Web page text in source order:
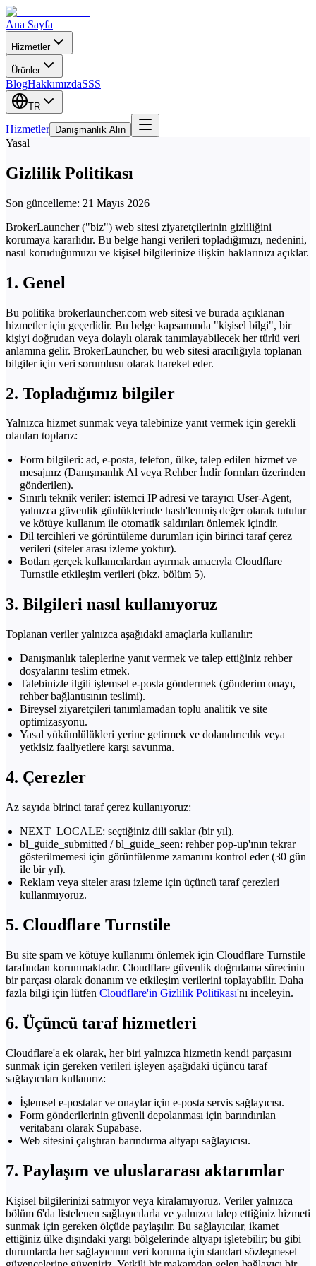
Ana Sayfa
Hizmetler
Ürünler
BlogHakkımızdaSSS
TR
Hizmetler Danışmanlık Alın
Yasal
Gizlilik Politikası
Son güncelleme: 21 Mayıs 2026
BrokerLauncher ("biz") web sitesi ziyaretçilerinin gizliliğini
korumaya kararlıdır. Bu belge hangi verileri topladığımızı, nedenini,
nasıl koruduğumuzu ve kişisel bilgilerinize ilişkin haklarınızı açıklar.
1. Genel
Bu politika brokerlauncher.com web sitesi ve burada açıklanan
hizmetler için geçerlidir. Bu belge kapsamında "kişisel bilgi", bir
kişiyi doğrudan veya dolaylı olarak tanımlayabilecek her türlü veri
anlamına gelir. BrokerLauncher, bu web sitesi aracılığıyla toplanan
bilgiler için veri sorumlusu olarak hareket eder.
2. Topladığımız bilgiler
Yalnızca hizmet sunmak veya talebinize yanıt vermek için gerekli
olanları toplarız:
Form bilgileri: ad, e-posta, telefon, ülke, talep edilen hizmet ve
mesajınız (Danışmanlık Al veya Rehber İndir formları üzerinden
gönderilen).
Sınırlı teknik veriler: istemci IP adresi ve tarayıcı User-Agent,
yalnızca güvenlik günlüklerinde hash'lenmiş değer olarak tutulur
ve kötüye kullanım ile otomatik saldırıları önlemek içindir.
Dil tercihleri ve görüntüleme durumları için birinci taraf çerez
verileri (siteler arası izleme yoktur).
Botları gerçek kullanıcılardan ayırmak amacıyla Cloudflare
Turnstile etkileşim verileri (bkz. bölüm 5).
3. Bilgileri nasıl kullanıyoruz
Toplanan veriler yalnızca aşağıdaki amaçlarla kullanılır:
Danışmanlık taleplerine yanıt vermek ve talep ettiğiniz rehber
dosyalarını teslim etmek.
Talebinizle ilgili işlemsel e-posta göndermek (gönderim onayı,
rehber bağlantısının teslimi).
Bireysel ziyaretçileri tanımlamadan toplu analitik ve site
optimizasyonu.
Yasal yükümlülükleri yerine getirmek ve dolandırıcılık veya
yetkisiz faaliyetlere karşı savunma.
4. Çerezler
Az sayıda birinci taraf çerez kullanıyoruz:
NEXT_LOCALE: seçtiğiniz dili saklar (bir yıl).
bl_guide_submitted / bl_guide_seen: rehber pop-up'ının tekrar
gösterilmemesi için görüntülenme zamanını kontrol eder (30 gün
ile bir yıl).
Reklam veya siteler arası izleme için üçüncü taraf çerezleri
kullanmıyoruz.
5. Cloudflare Turnstile
Bu site spam ve kötüye kullanımı önlemek için Cloudflare Turnstile
tarafından korunmaktadır. Cloudflare güvenlik doğrulama sürecinin
bir parçası olarak donanım ve etkileşim verilerini toplayabilir. Daha
fazla bilgi için lütfen Cloudflare'in Gizlilik Politikası'nı inceleyin.
6. Üçüncü taraf hizmetleri
Cloudflare'a ek olarak, her biri yalnızca hizmetin kendi parçasını
sunmak için gereken verileri işleyen aşağıdaki üçüncü taraf
sağlayıcıları kullanırız:
İşlemsel e-postalar ve onaylar için e-posta servis sağlayıcısı.
Form gönderilerinin güvenli depolanması için barındırılan
veritabanı olarak Supabase.
Web sitesini çalıştıran barındırma altyapı sağlayıcısı.
7. Paylaşım ve uluslararası aktarımlar
Kişisel bilgilerinizi satmıyor veya kiralamıyoruz. Veriler yalnızca
bölüm 6'da listelenen sağlayıcılarla ve yalnızca talep ettiğiniz hizmeti
sunmak için gereken ölçüde paylaşılır. Bu sağlayıcılar, ikamet
ettiğiniz ülke dışındaki yargı bölgelerinde altyapı işletebilir; bu gibi
durumlarda her sağlayıcının veri koruma için standart sözleşmesel